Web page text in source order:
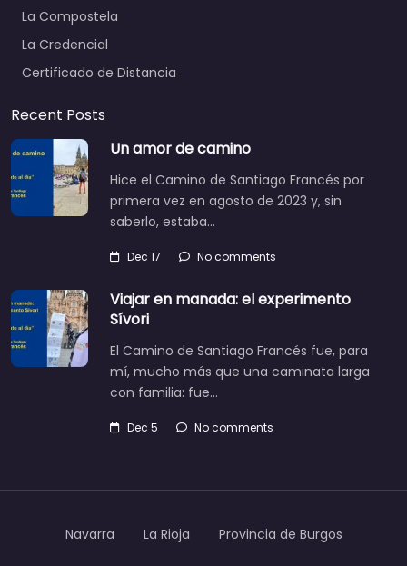
La Compostela
La Credencial
Certificado de Distancia
Recent Posts
Un amor de camino
Hice el Camino de Santiago Francés por
primera vez en agosto de 2023 y, sin
saberlo, estaba…
Dec 17 No comments
Viajar en manada: el experimento
Sívori
El Camino de Santiago Francés fue, para
mí, mucho más que una caminata larga
con familia: fue…
Dec 5 No comments
Navarra La Rioja Provincia de Burgos